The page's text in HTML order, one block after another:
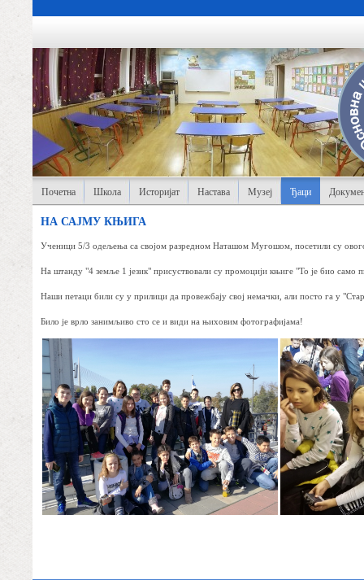
Почетна Школа Историјат Настава Музеј Ђаци
НА САЈМУ КЊИГА
Ученици 5/3 одељења са својом разредном Наташом Мугошом, посетили су
На штанду "4 земље 1 језик" присуствовали су промоцији књиге "То је био само
Наши петаци били су у прилици да провежбају свој немачки, али посто га у
Било је врло занимљиво сто се и види на њиховим фотографијама!